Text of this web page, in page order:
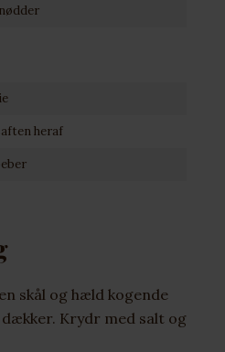
heraf
skål og hæld kogende
Krydr med salt og